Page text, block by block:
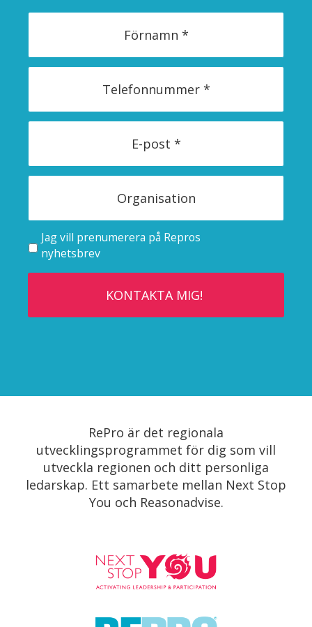
Jag vill prenumerera på Repros
nyhetsbrev
RePro är det regionala
utvecklingsprogrammet för dig som vill
utveckla regionen och ditt personliga
ledarskap. Ett samarbete mellan Next Stop
You och Reasonadvise.